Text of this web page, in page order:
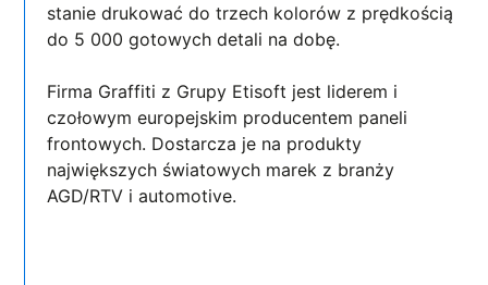
stanie drukować do trzech kolorów z prędkością
do 5 000 gotowych detali na dobę.
Firma Graffiti z Grupy Etisoft jest liderem i
czołowym europejskim producentem paneli
frontowych. Dostarcza je na produkty
największych światowych marek z branży
AGD/RTV i automotive.